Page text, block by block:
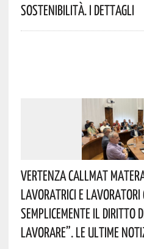
Sostenibilità. I Dettagli
Vertenza CallMat
Lavoratrici E Lavoratori
Semplicemente Il Diritto
Lavorare”. Le Ultime